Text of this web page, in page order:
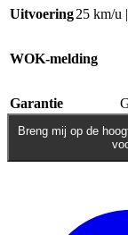
Uitvoering25 km/u
WOK-melding
Garantie
Breng mij op de